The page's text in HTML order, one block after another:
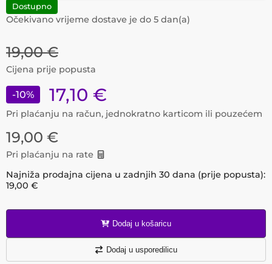
Dostupno
Očekivano vrijeme dostave je do 5 dan(a)
19,00 €
Cijena prije popusta
-10% 17,10 €
Pri plaćanju na račun, jednokratno karticom ili pouzećem
19,00 €
Pri plaćanju na rate
Najniža prodajna cijena u zadnjih 30 dana (prije popusta):
19,00 €
Dodaj u košaricu
Dodaj u usporedilicu